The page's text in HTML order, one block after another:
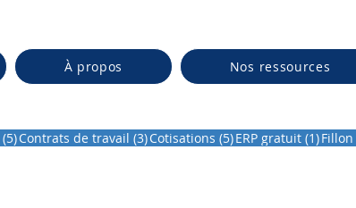
À propos Nos ressources
(5)5 posts
Contrats de travail (3)3 posts
Cotisations (5)5 posts
ERP gratuit (1)1 post
Fillon